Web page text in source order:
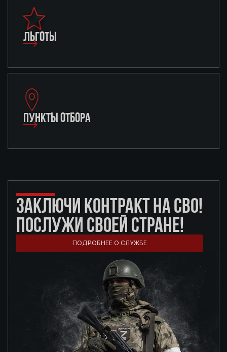
ЛЬГОТЫ
ПУНКТЫ ОТБОРА
ЗАКЛЮЧИ КОНТРАКТ НА СВО!
ПОСЛУЖИ СВОЕЙ СТРАНЕ!
ПОДРОБНЕЕ О СЛУЖБЕ